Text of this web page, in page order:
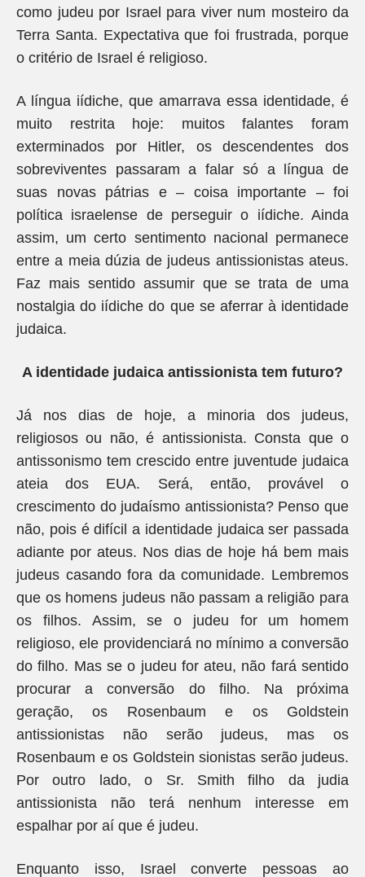
como judeu por Israel para viver num mosteiro da
Terra Santa. Expectativa que foi frustrada, porque
o critério de Israel é religioso.
A língua iídiche, que amarrava essa identidade, é
muito restrita hoje: muitos falantes foram
exterminados por Hitler, os descendentes dos
sobreviventes passaram a falar só a língua de
suas novas pátrias e – coisa importante – foi
política israelense de perseguir o iídiche. Ainda
assim, um certo sentimento nacional permanece
entre a meia dúzia de judeus antissionistas ateus.
Faz mais sentido assumir que se trata de uma
nostalgia do iídiche do que se aferrar à identidade
judaica.
A identidade judaica antissionista tem futuro?
Já nos dias de hoje, a minoria dos judeus,
religiosos ou não, é antissionista. Consta que o
antissonismo tem crescido entre juventude judaica
ateia dos EUA. Será, então, provável o
crescimento do judaísmo antissionista? Penso que
não, pois é difícil a identidade judaica ser passada
adiante por ateus. Nos dias de hoje há bem mais
judeus casando fora da comunidade. Lembremos
que os homens judeus não passam a religião para
os filhos. Assim, se o judeu for um homem
religioso, ele providenciará no mínimo a conversão
do filho. Mas se o judeu for ateu, não fará sentido
procurar a conversão do filho. Na próxima
geração, os Rosenbaum e os Goldstein
antissionistas não serão judeus, mas os
Rosenbaum e os Goldstein sionistas serão judeus.
Por outro lado, o Sr. Smith filho da judia
antissionista não terá nenhum interesse em
espalhar por aí que é judeu.
Enquanto isso, Israel converte pessoas ao